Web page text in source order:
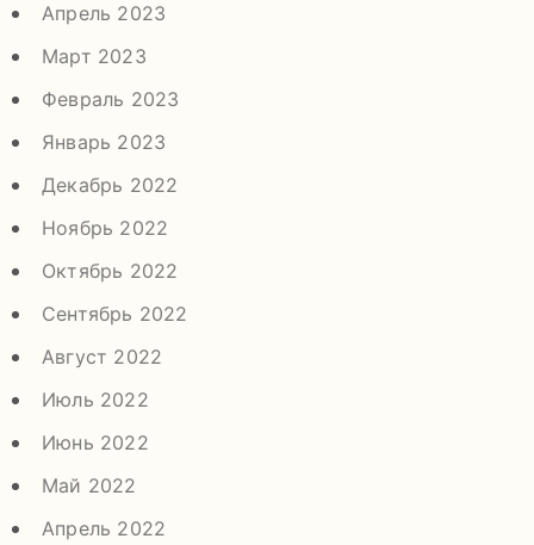
Апрель 2023
Март 2023
Февраль 2023
Январь 2023
Декабрь 2022
Ноябрь 2022
Октябрь 2022
Сентябрь 2022
Август 2022
Июль 2022
Июнь 2022
Май 2022
Апрель 2022